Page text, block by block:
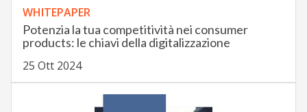
WHITEPAPER
Potenzia la tua competitività nei consumer
products: le chiavi della digitalizzazione
25 Ott 2024